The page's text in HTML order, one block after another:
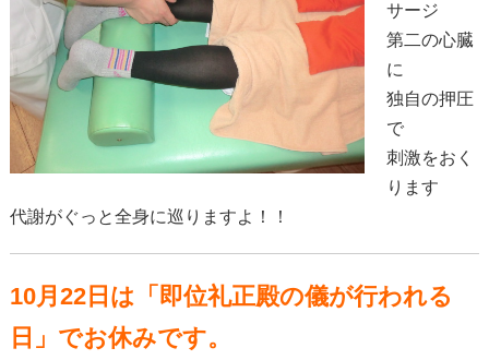
サージ
第二の心臓
に
独自の押圧
で
刺激をおく
ります
代謝がぐっと全身に巡りますよ！！
10月22日は「即位礼正殿の儀が行われる
日」でお休みです。